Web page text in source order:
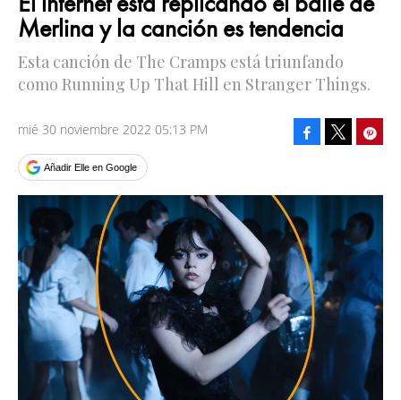
Merlina y la canción es tendencia
Esta canción de The Cramps está triunfando
como Running Up That Hill en Stranger Things.
mié 30 noviembre 2022 05:13 PM
Añadir Elle en Google
Facebook